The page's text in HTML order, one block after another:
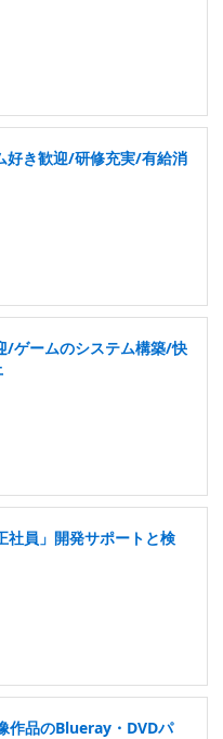
好き歓迎/研修充実/有給消
/ゲームのシステム構築/快
社員」開発サポートと検
作品のBlueray・DVDパ